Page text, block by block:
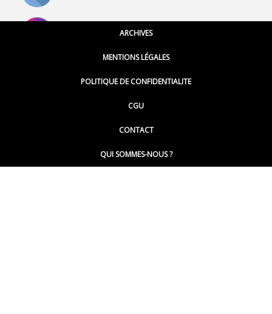
@montpellierpoinginfo
@LePoingMontpellier
ARCHIVES
MENTIONS LÉGALES
POLITIQUE DE CONFIDENTIALITE
CGU
CONTACT
QUI SOMMES-NOUS ?